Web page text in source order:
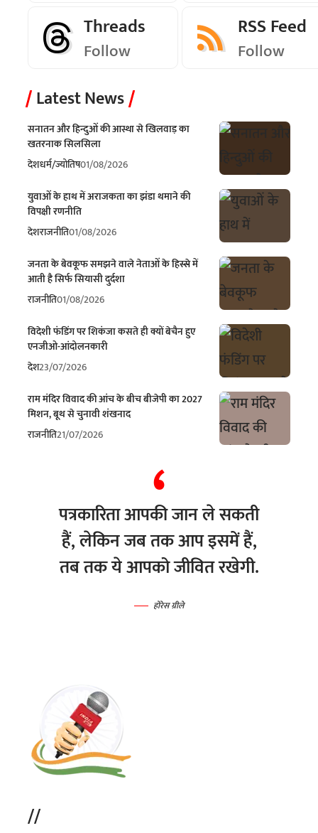
Threads
Follow
RSS Feed
Follow
Latest News
सनातन और हिन्दुओं की आस्था से खिलवाड़ का
खतरनाक सिलसिला
देशधर्म/ज्योतिष01/08/2026
युवाओं के हाथ में अराजकता का झंडा थमाने की
विपक्षी रणनीति
देशराजनीति01/08/2026
जनता के बेवकूफ समझने वाले नेताओं के हिस्से में
आती है सिर्फ सियासी दुर्दशा
राजनीति01/08/2026
विदेशी फंडिंग पर शिकंजा कसते ही क्यों बेचैन हुए
एनजीओ-आंदोलनकारी
देश23/07/2026
राम मंदिर विवाद की आंच के बीच बीजेपी का 2027
मिशन, बूथ से चुनावी शंखनाद
राजनीति21/07/2026
पत्रकारिता आपकी जान ले सकती
हैं, लेकिन जब तक आप इसमें हैं,
तब तक ये आपको जीवित रखेगी.
होरेस ग्रीले
//